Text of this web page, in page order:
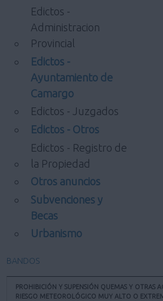
Edictos -
Administracion
Provincial
Edictos -
Ayuntamiento de
Camargo
Edictos - Juzgados
Edictos - Otros
Edictos - Registro de
la Propiedad
Otros anuncios
Subvenciones y
Becas
Urbanismo
BANDOS
PROHIBICIÓN Y SUPENSIÓN QUEMAS Y OTRAS
RIESGO METEOROLÓGICO MUY ALTO O